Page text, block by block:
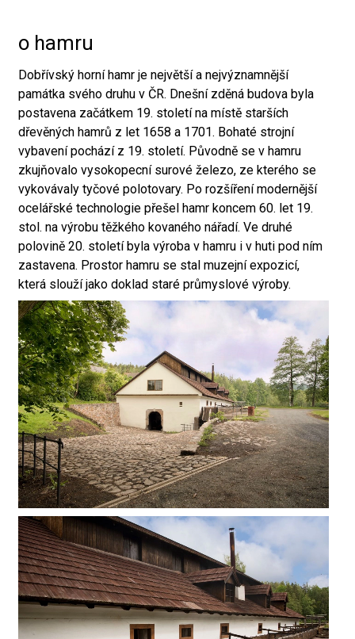
o hamru
Dobřívský horní hamr je největší a nejvýznamnější
památka svého druhu v ČR. Dnešní zděná budova byla
postavena začátkem 19. století na místě starších
dřevěných hamrů z let 1658 a 1701. Bohaté strojní
vybavení pochází z 19. století. Původně se v hamru
zkujňovalo vysokopecní surové železo, ze kterého se
vykovávaly tyčové polotovary. Po rozšíření modernější
ocelářské technologie přešel hamr koncem 60. let 19.
stol. na výrobu těžkého kovaného nářadí. Ve druhé
polovině 20. století byla výroba v hamru i v huti pod ním
zastavena. Prostor hamru se stal muzejní expozicí,
která slouží jako doklad staré průmyslové výroby.